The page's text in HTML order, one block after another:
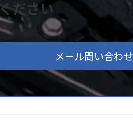
ださい
メール問い合わせ